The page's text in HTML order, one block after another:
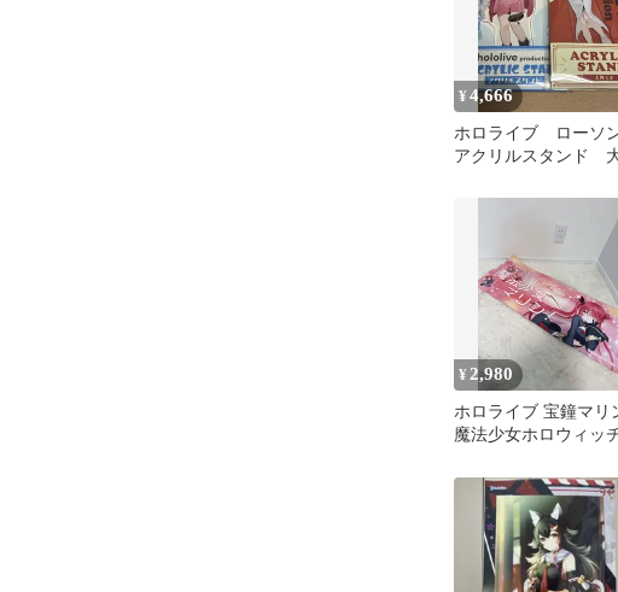
¥4,666
ホロライブ ローソ
アクリルスタンド 大
hololive
¥2,980
ホロライブ 宝鐘マリ
魔法少女ホロウィッ